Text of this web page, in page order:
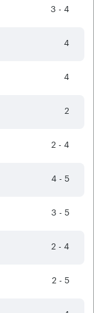
3 - 4
4
4
2
2 - 4
4 - 5
3 - 5
2 - 4
2 - 5